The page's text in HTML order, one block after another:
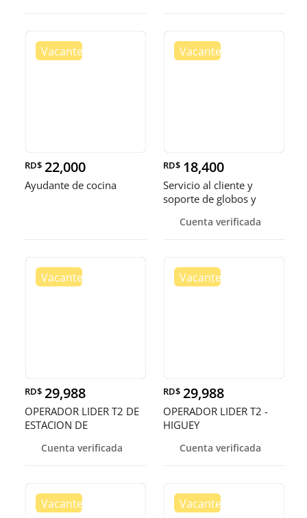
RD$ 22,000
Ayudante de cocina
RD$ 18,400
Servicio al cliente y
soporte de globos y
Cuenta verificada
RD$ 29,988
OPERADOR LIDER T2 DE
ESTACION DE
Cuenta verificada
RD$ 29,988
OPERADOR LIDER T2 -
HIGUEY
Cuenta verificada